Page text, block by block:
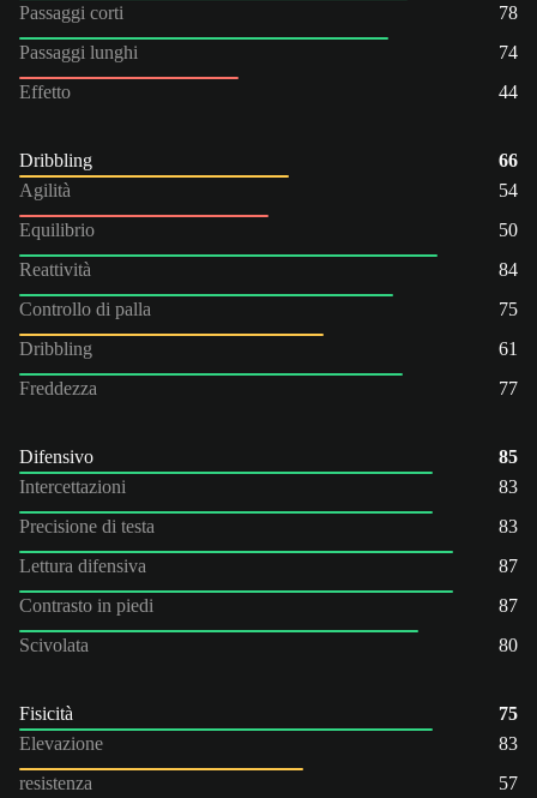
Passaggi corti
78
Passaggi lunghi
74
Effetto
44
Dribbling
66
Agilità
54
Equilibrio
50
Reattività
84
Controllo di palla
75
Dribbling
61
Freddezza
77
Difensivo
85
Intercettazioni
83
Precisione di testa
83
Lettura difensiva
87
Contrasto in piedi
87
Scivolata
80
Fisicità
75
Elevazione
83
resistenza
57